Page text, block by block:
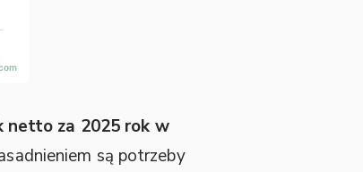
netto za 2025 rok w
są potrzeby